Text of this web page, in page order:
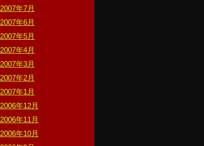
2007年7月
2007年6月
2007年5月
2007年4月
2007年3月
2007年2月
2007年1月
2006年12月
2006年11月
2006年10月